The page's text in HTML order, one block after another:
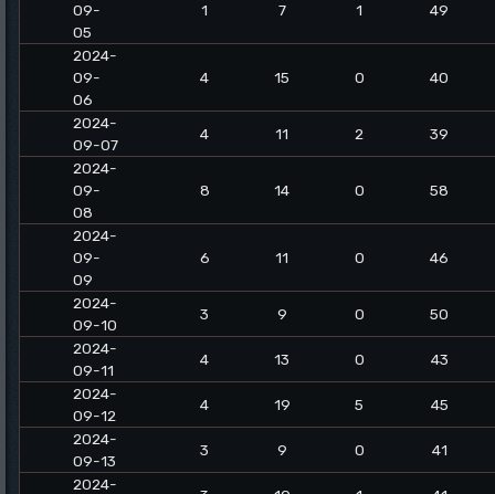
09-
05
1 7 1 49
2024-
09-
06
4 15 0 40
2024-
09-07
4 11 2
39
2024-
09-
08
8 14 0 58
2024-
09-
09
6 11 0 46
2024-
09-10
3 9 0
50
2024-
09-11
4 13 0
43
2024-
09-12
4 19 5
45
2024-
09-13
3 9 0
41
2024-